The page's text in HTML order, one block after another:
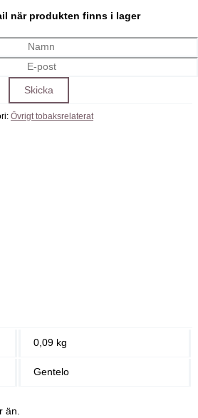
när produkten finns i lager
Övrigt tobaksrelaterat
0,09 kg
Gentelo
än.